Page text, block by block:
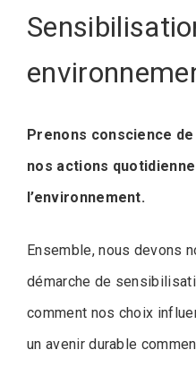
Prenons conscience
nos actions
l’environnement.
Ensemble, nous devons
démarche de
comment nos choix
un avenir durable